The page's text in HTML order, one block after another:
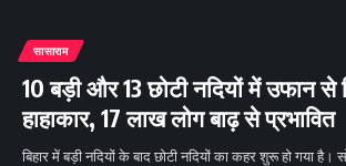
सासाराम
10 बड़ी और 13 छोटी नदियों में उफान से
हाहाकार, 17 लाख लोग बाढ़ से प्रभावित
बिहार में बड़ी नदियों के बाद छोटी नदियों का कहर शुरू हो गया है।